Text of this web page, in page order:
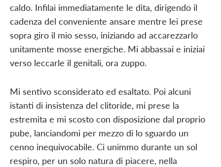
caldo. Infilai immediatamente le dita, dirigendo il
cadenza del conveniente ansare mentre lei prese
sopra giro il mio sesso, iniziando ad accarezzarlo
unitamente mosse energiche. Mi abbassai e iniziai
verso leccarle il genitali, ora zuppo.
Mi sentivo sconsiderato ed esaltato. Poi alcuni
istanti di insistenza del clitoride, mi prese la
estremita e mi scosto con disposizione dal proprio
pube, lanciandomi per mezzo di lo sguardo un
cenno inequivocabile. Ci unimmo durante un sol
respiro, per un solo natura di piacere, nella